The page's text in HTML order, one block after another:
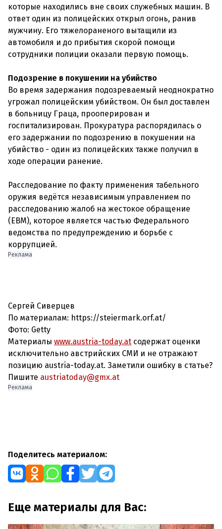
которые находились вне своих служебных машин. В
ответ один из полицейских открыл огонь, ранив
мужчину. Его тяжелораненого вытащили из
автомобиля и до прибытия скорой помощи
сотрудники полиции оказали первую помощь.
Подозрение в покушении на убийство
Во время задержания подозреваемый неоднократно
угрожал полицейским убийством. Он был доставлен
в больницу Граца, прооперирован и
госпитализирован. Прокуратура распорядилась о
его задержании по подозрению в покушении на
убийство - один из полицейских также получил в
ходе операции ранение.
Расследование по факту применения табельного
оружия ведётся независимым управлением по
расследованию жалоб на жестокое обращение
(EBM), которое является частью Федерального
ведомства по предупреждению и борьбе с
коррупцией.
Реклама
Сергей Сиверцев
По материалам: https://steiermark.orf.at/
Фото: Getty
Материалы www.austria-today.at содержат оценки
исключительно австрийских СМИ и не отражают
позицию austria-today.at. Заметили ошибку в статье?
Пишите austriatoday@gmx.at
Реклама
Поделитесь материалом:
Еще материалы для Вас: